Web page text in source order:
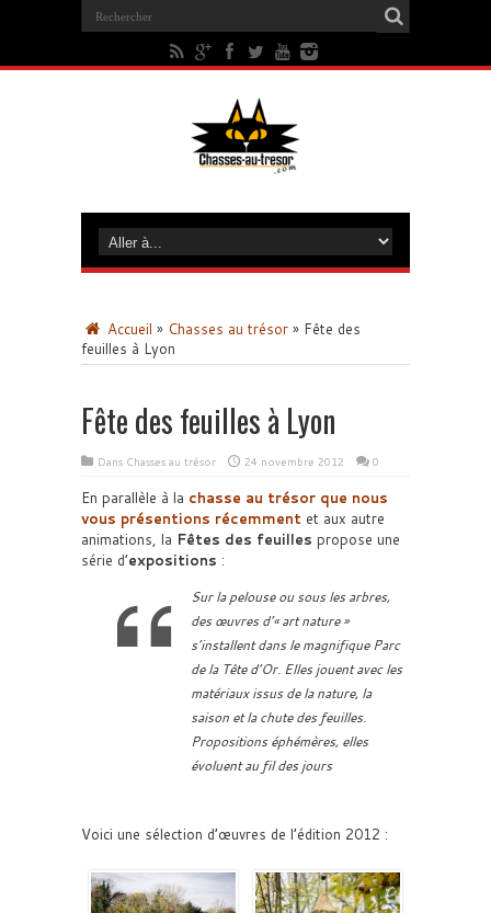
Accueil » Chasses au trésor » Fête des
feuilles à Lyon
Fête des feuilles à Lyon
Dans Chasses au trésor 24 novembre 2012 0
En parallèle à la chasse au trésor que nous
vous présentions récemment et aux autre
animations, la Fêtes des feuilles propose une
série d’expositions :
Sur la pelouse ou sous les arbres,
des œuvres d’« art nature »
s’installent dans le magnifique Parc
de la Tête d’Or. Elles jouent avec les
matériaux issus de la nature, la
saison et la chute des feuilles.
Propositions éphémères, elles
évoluent au fil des jours
Voici une sélection d’œuvres de l’édition 2012 :